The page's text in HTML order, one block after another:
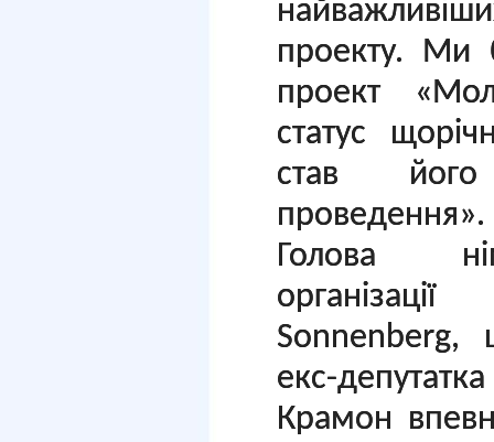
проекту. Ми
проект
статус
став
проведення».
Голова
Sonnenberg,
екс-
Крамон